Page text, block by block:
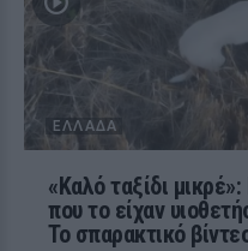
ΕΛΛΆΔΑ
«Καλό ταξίδι
που το είχαν
Το σπαρακτικό